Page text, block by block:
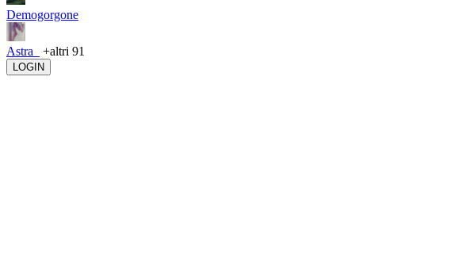
Demogorgone
Astra_ +altri 91
LOGIN